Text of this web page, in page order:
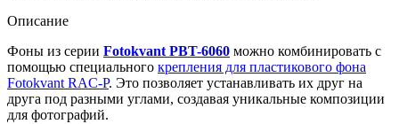
Описание
Фоны из серии Fotokvant PBT-6060 можно комбинировать с
помощью специального крепления для пластикового фона
Fotokvant RAC-P. Это позволяет устанавливать их друг на
друга под разными углами, создавая уникальные композиции
для фотографий.